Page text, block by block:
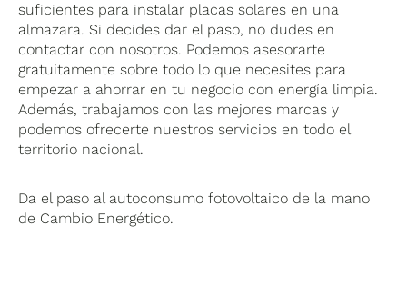
suficientes para instalar placas solares en una
almazara. Si decides dar el paso, no dudes en
contactar con nosotros. Podemos asesorarte
gratuitamente sobre todo lo que necesites para
empezar a ahorrar en tu negocio con energía limpia.
Además, trabajamos con las mejores marcas y
podemos ofrecerte nuestros servicios en todo el
territorio nacional.
Da el paso al autoconsumo fotovoltaico de la mano
de Cambio Energético.